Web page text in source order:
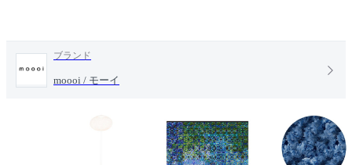
ブランド
moooi / モーイ